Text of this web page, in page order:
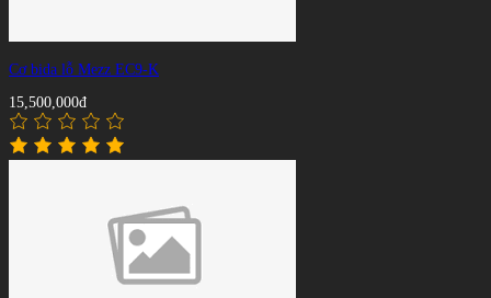
Cơ bida lỗ Mezz EC9-K
15,500,000đ